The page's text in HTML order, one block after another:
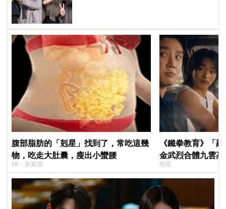
腹部脂肪的「剋星」找到了，常吃這幾
物，吃走大肚囊，瘦出小蠻腰
PR・新素簡
《鐵拳教育》「
金武烈合體九雲
嚇壞反應笑翻劇
明星